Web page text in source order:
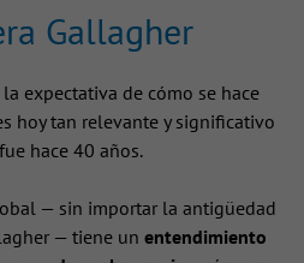
Gallagher
expectativa de cómo se hace
hoy tan relevante y significativo
hace 40 años.
— sin importar la antigüedad
— tiene un entendimiento